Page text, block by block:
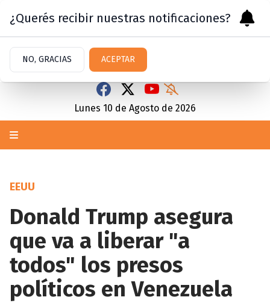
Lunes 10 de Agosto de 2026
EEUU
Donald Trump asegura
que va a liberar "a
todos" los presos
políticos en Venezuela
¿Querés recibir nuestras notificaciones?
NO, GRACIAS ACEPTAR